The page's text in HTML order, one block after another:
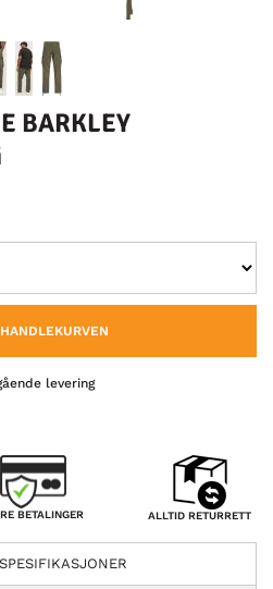
BARKLEY
levering
BETALINGER ALLTID RETURRETT